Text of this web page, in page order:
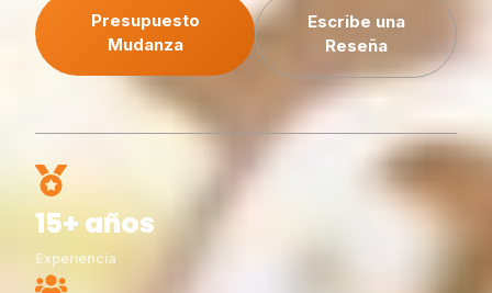
Presupuesto
Mudanza
Escribe una
Reseña
15+ años
Experiencia